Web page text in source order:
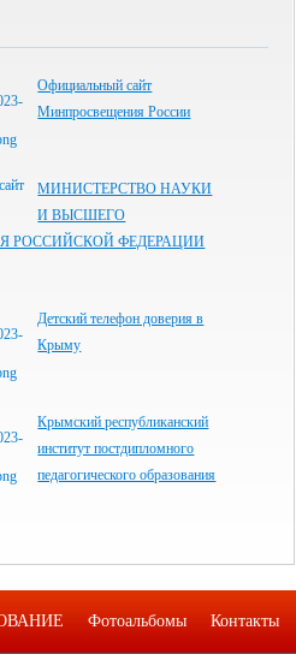
Официальный сайт
Минпросвещения России
МИНИСТЕРСТВО НАУКИ
И ВЫСШЕГО
РОССИЙСКОЙ ФЕДЕРАЦИИ
Детский телефон доверия в
Крыму
Крымский республиканский
институт постдипломного
педагогического образования
Фотоальбомы Контакты